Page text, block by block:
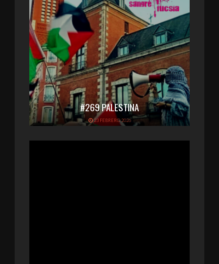
#269 PALESTINA
23 FEBRERO 2026